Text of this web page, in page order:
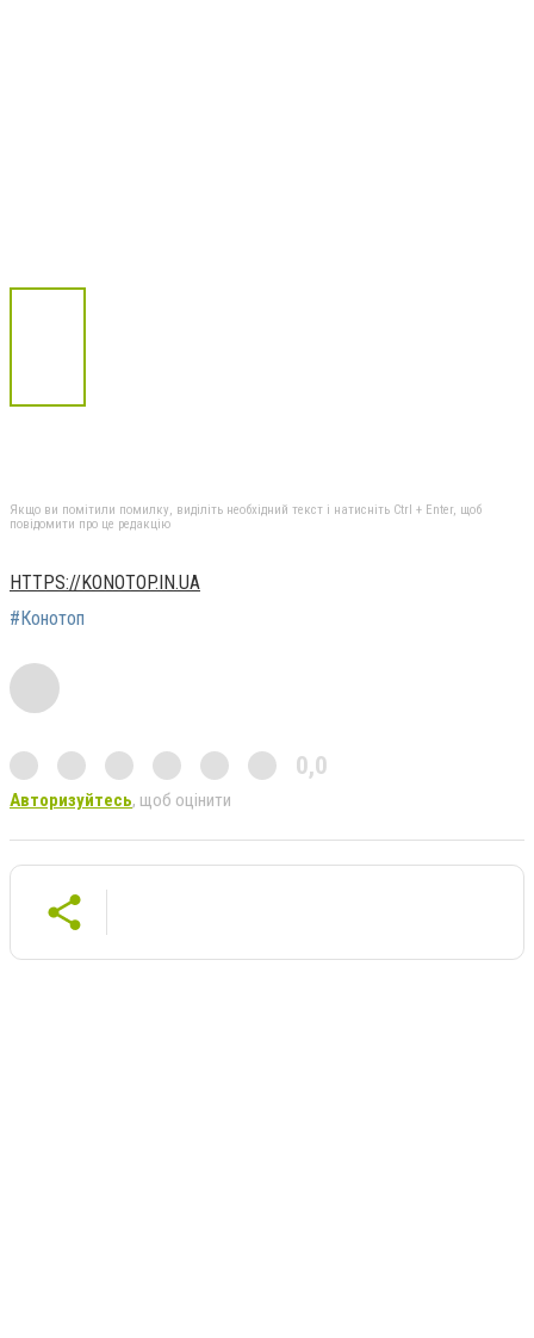
Якщо ви помітили помилку, виділіть необхідний текст і натисніть Ctrl + Enter, щоб
повідомити про це редакцію
HTTPS://KONOTOP.IN.UA
#Конотоп
0,0
Авторизуйтесь, щоб оцінити